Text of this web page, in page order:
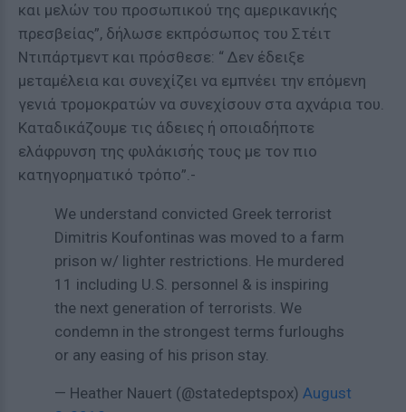
και μελών του προσωπικού της αμερικανικής
πρεσβείας”, δήλωσε εκπρόσωπος του Στέιτ
Ντιπάρτμεντ και πρόσθεσε: “ Δεν έδειξε
μεταμέλεια και συνεχίζει να εμπνέει την επόμενη
γενιά τρομοκρατών να συνεχίσουν στα αχνάρια του.
Καταδικάζουμε τις άδειες ή οποιαδήποτε
ελάφρυνση της φυλάκισής τους με τον πιο
κατηγορηματικό τρόπο”.-
We understand convicted Greek terrorist
Dimitris Koufontinas was moved to a farm
prison w/ lighter restrictions. He murdered
11 including U.S. personnel & is inspiring
the next generation of terrorists. We
condemn in the strongest terms furloughs
or any easing of his prison stay.
— Heather Nauert (@statedeptspox) August